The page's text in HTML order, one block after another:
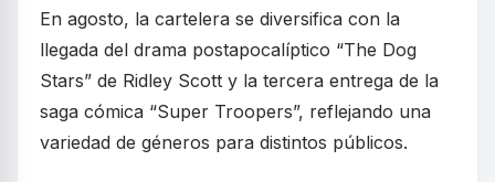
En agosto, la cartelera se diversifica con la
llegada del drama postapocalíptico “The Dog
Stars” de Ridley Scott y la tercera entrega de la
saga cómica “Super Troopers”, reflejando una
variedad de géneros para distintos públicos.